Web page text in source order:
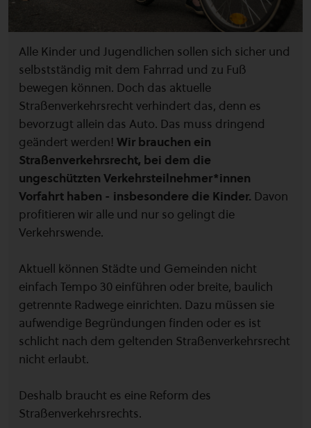
Alle Kinder und Jugendlichen sollen sich sicher und
selbstständig mit dem Fahrrad und zu Fuß
bewegen können. Doch das aktuelle
Straßenverkehrsrecht verhindert das, denn es
bevorzugt allein das Auto. Das muss dringend
geändert werden! Wir brauchen ein
Straßenverkehrsrecht, bei dem die
ungeschützten Verkehrsteilnehmer*innen
Vorfahrt haben - insbesondere die Kinder. Davon
profitieren wir alle und nur so gelingt die
Verkehrswende.
Aktuell können Städte und Gemeinden nicht
einfach Tempo 30 einführen oder breite, baulich
getrennte Radwege einrichten. Dazu müssen sie
aufwendige Begründungen finden oder es ist
schlicht nach dem geltenden Straßenverkehrsrecht
nicht erlaubt.
Deshalb braucht es eine Reform des
Straßenverkehrsrechts.